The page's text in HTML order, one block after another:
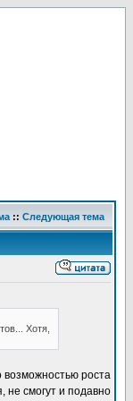
:: Следующая тема
Хотя,
возможностью роста
смогут и подавно